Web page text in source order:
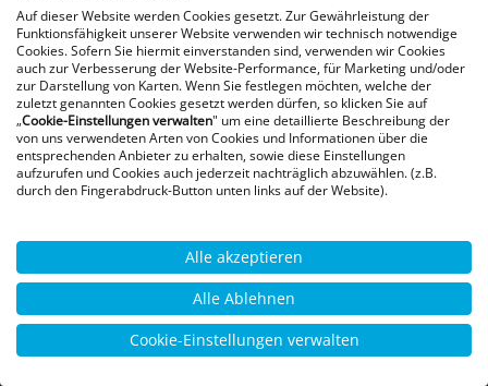
Datenschutz AGB Impressum
+300 Google-Rezensionen
★★★★★
4,9 von 5 Sternen
Auf dieser Website werden Cookies gesetzt. Zur Gewährleistung der
Funktionsfähigkeit unserer Website verwenden wir technisch notwendige
Cookies. Sofern Sie hiermit einverstanden sind, verwenden wir Cookies
auch zur Verbesserung der Website-Performance, für Marketing und/oder
zur Darstellung von Karten. Wenn Sie festlegen möchten, welche der
zuletzt genannten Cookies gesetzt werden dürfen, so klicken Sie auf
„Cookie-Einstellungen verwalten" um eine detaillierte Beschreibung der
von uns verwendeten Arten von Cookies und Informationen über die
entsprechenden Anbieter zu erhalten, sowie diese Einstellungen
aufzurufen und Cookies auch jederzeit nachträglich abzuwählen. (z.B.
durch den Fingerabdruck-Button unten links auf der Website).
Alle akzeptieren
Alle Ablehnen
Cookie-Einstellungen verwalten